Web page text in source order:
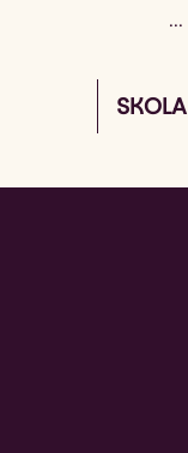
SKOLA